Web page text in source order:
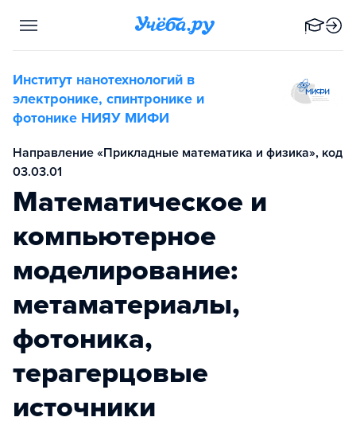
Институт нанотехнологий в
электронике, спинтронике и
фотонике НИЯУ МИФИ
Направление «Прикладные математика и физика», код
03.03.01
Математическое и
компьютерное
моделирование:
метаматериалы,
фотоника,
терагерцовые
источники